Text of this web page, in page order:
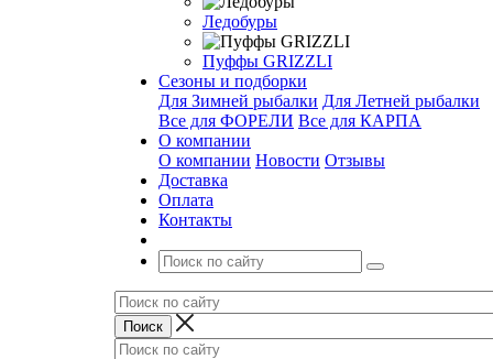
Ледобуры
Пуффы GRIZZLI
Сезоны и подборки
Для Зимней рыбалки Для Летней рыбалки
Все для ФОРЕЛИ Все для КАРПА
О компании
О компании Новости Отзывы
Доставка
Оплата
Контакты